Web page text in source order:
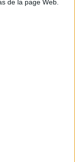
de la page Web.